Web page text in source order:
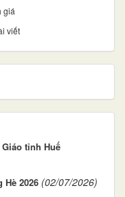
giá
viết
tỉnh Huế
2026 (02/07/2026)